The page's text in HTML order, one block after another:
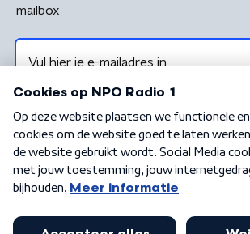
mailbox
Algemene voorwaarden